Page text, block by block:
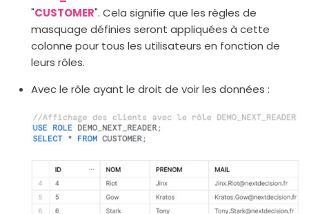
"CUSTOMER". Cela signifie que les règles de
masquage définies seront appliquées à cette
colonne pour tous les utilisateurs en fonction de
leurs rôles.
Avec le rôle ayant le droit de voir les données :